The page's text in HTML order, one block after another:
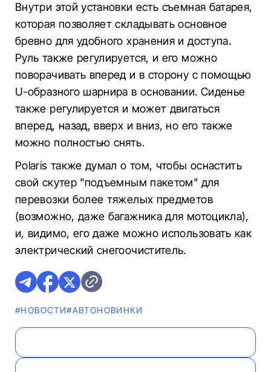
Внутри этой установки есть съемная батарея,
которая позволяет складывать основное
бревно для удобного хранения и доступа.
Руль также регулируется, и его можно
поворачивать вперед и в сторону с помощью
U-образного шарнира в основании. Сиденье
также регулируется и может двигаться
вперед, назад, вверх и вниз, но его также
можно полностью снять.
Polaris также думал о том, чтобы оснастить
свой скутер "подъемным пакетом" для
перевозки более тяжелых предметов
(возможно, даже багажника для мотоцикла),
и, видимо, его даже можно использовать как
электрический снегоочиститель.
#НОВОСТИ#AВТОНОВИНКИ